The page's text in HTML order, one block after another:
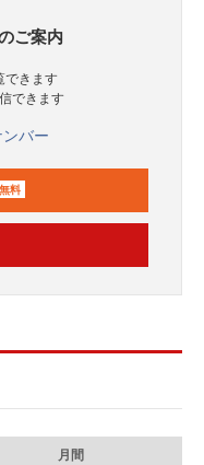
ご案内
できます
できます
バー
無料
月間